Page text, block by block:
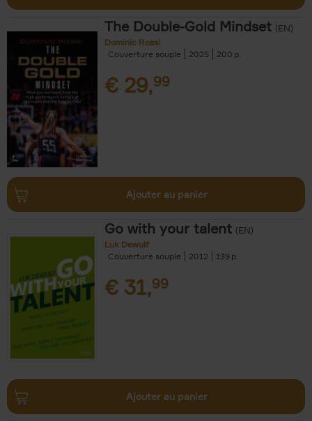
The Double-Gold Mindset (EN)
Dominic Rossi
Couverture souple
2025 200
€ 29,99
Ajouter au panier
Go with your talent (EN)
Luk Dewulf
Couverture souple
2012 139
€ 31,99
Ajouter au panier